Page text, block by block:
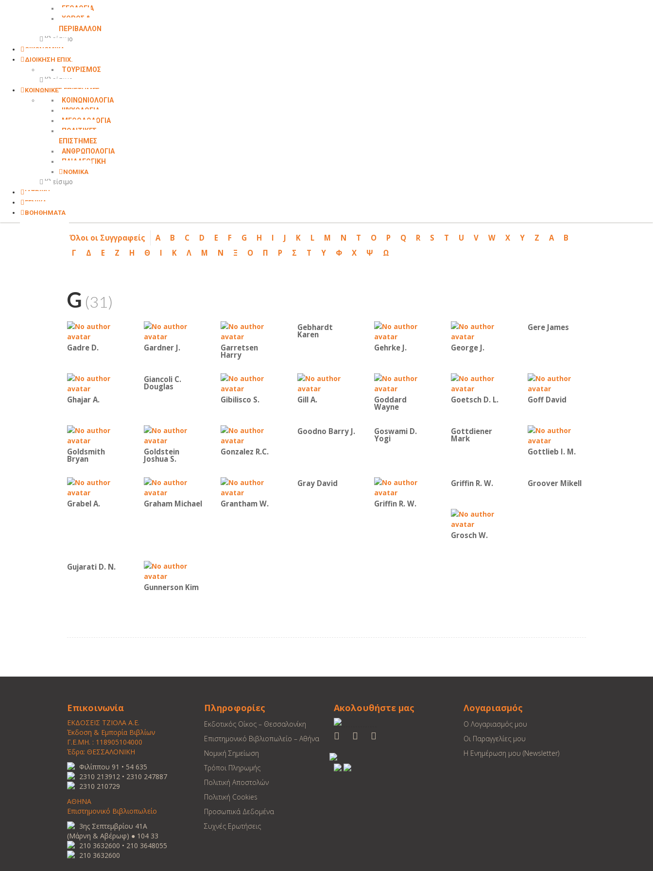
ΓΕΩΛΟΓΙΑ
ΧΩΡΟΣ &
ΠΕΡΙΒΑΛΛΟΝ
Κλείσιμο
ΟΙΚΟΝΟΜΙΚΑ
ΔΙΟΙΚΗΣΗ ΕΠΙΧ.
ΤΟΥΡΙΣΜΟΣ
Κλείσιμο
ΚΟΙΝΩΝΙΚΕΣ ΕΠΙΣΤΗΜΕΣ
ΚΟΙΝΩΝΙΟΛΟΓΙΑ
ΨΥΧΟΛΟΓΙΑ
ΜΕΘΟΔΟΛΟΓΙΑ
ΠΟΛΙΤΙΚΕΣ
ΕΠΙΣΤΗΜΕΣ
ΑΝΘΡΩΠΟΛΟΓΙΑ
ΠΑΙΔΑΓΩΓΙΚΗ
ΝΟΜΙΚΑ
Κλείσιμο
ΙΑΤΡΙΚΗ
ΓΕΝΙΚΑ
ΒΟΗΘΗΜΑΤΑ
Όλοι οι Συγγραφείς A B C D E F G H I J K L M N T O P Q R S T U V W X Y Z Α
Β
Γ
Δ Ε Ζ Η Θ Ι Κ Λ Μ Ν Ξ Ο Π Ρ Σ Τ Υ Φ Χ Ψ Ω
G (31)
Gadre D. Gardner J. Garretsen
Harry
Gebhardt
Karen
Gehrke J.
George J.
Gere James
Ghajar A.
Giancoli C.
Douglas
Gibilisco S.
Gill A. Goddard
Wayne
Goetsch D. L. Goff David
Goldsmith
Bryan
Goldstein
Joshua S.
Gonzalez R.C.
Goodno Barry J. Goswami D.
Yogi
Gottdiener
Mark
Gottlieb I. M.
Grabel A. Graham Michael Grantham W.
Gray David
Griffin R. W.
Griffin R. W. Groover Mikell
Grosch W.
Gujarati D. N.
Gunnerson Kim
Επικοινωνία
ΕΚΔΟΣΕΙΣ ΤΖΙΟΛΑ Α.Ε.
Έκδοση & Εμπορία Βιβλίων
Γ.Ε.ΜΗ. : 118905104000
Έδρα: ΘΕΣΣΑΛΟΝΙΚΗ
Φιλίππου 91 • 54 635
2310 213912 • 2310 247887
2310 210729
ΑΘΗΝΑ
Επιστημονικό Βιβλιοπωλείο
3ης Σεπτεμβρίου 41Α
(Μάρνη & Αβέρωφ) ● 104 33
210 3632600 • 210 3648055
210 3632600
Πληροφορίες
Εκδοτικός Οίκος – Θεσσαλονίκη
Επιστημονικό Βιβλιοπωλείο – Αθήνα
Νομική Σημείωση
Τρόποι Πληρωμής
Πολιτική Αποστολών
Πολιτική Cookies
Προσωπικά Δεδομένα
Συχνές Ερωτήσεις
Ακολουθήστε μας Λογαριασμός
Ο Λογαριασμός μου
Οι Παραγγελίες μου
Η Ενημέρωση μου (Newsletter)